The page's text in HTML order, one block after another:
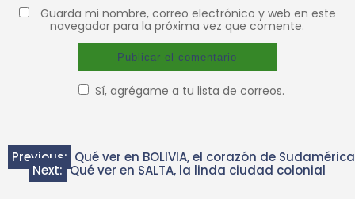
Guarda mi nombre, correo electrónico y web en este
navegador para la próxima vez que comente.
Sí, agrégame a tu lista de correos.
Previous: Qué ver en BOLIVIA, el corazón de Sudamérica
Next: Qué ver en SALTA, la linda ciudad colonial